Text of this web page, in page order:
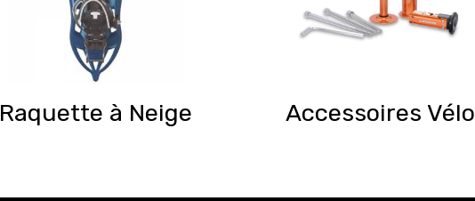
Raquette à Neige Accessoires Vélo